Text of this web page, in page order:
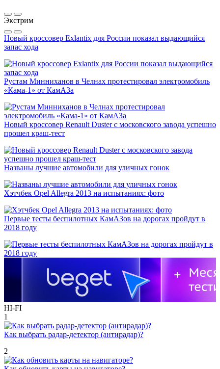
Экстрим
Новый кроссовер Exlantix для России показал выдающийся
запас хода
Рустам Минниханов в Челнах протестировал электромобиль
«Кама-1» от КамАЗа
Новый кроссовер Renault Duster с московского завода успешно
прошел краш-тест
Названы лучшие автомобили для уличных гонок
Хэтчбек Opel Allegra 2013 на испытаниях: фото
Первые тесты беспилотных КамАЗов на дорогах пройдут в
2018 году
HI-FI
1
Как выбрать радар-детектор (антирадар)?
2